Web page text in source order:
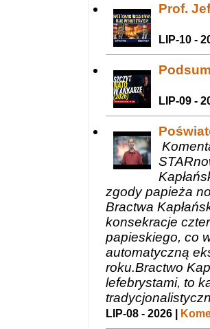
Prof.
LIP-10 -
LIP-09 -
zgody papieża
Bractwa
konsekracje
papieskiego, co
automatyczną
roku.Bractwo
lefebrystami, to
LIP-08 - 2026 |